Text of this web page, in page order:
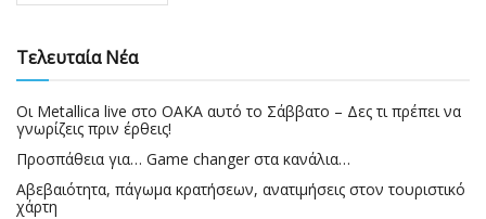
Τελευταία Νέα
Οι Metallica live στο ΟΑΚΑ αυτό το Σάββατο – Δες τι πρέπει να
γνωρίζεις πριν έρθεις!
Προσπάθεια για… Game changer στα κανάλια…
Αβεβαιότητα, πάγωμα κρατήσεων, ανατιμήσεις στον τουριστικό
χάρτη